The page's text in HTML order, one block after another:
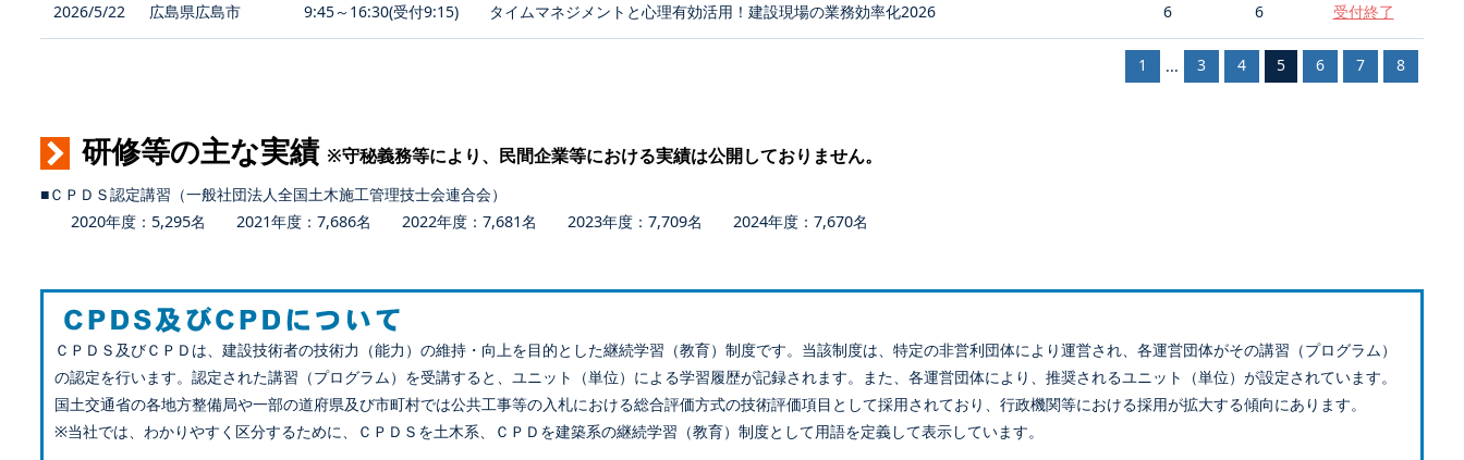
2026/5/22 広島県広島市 9:45～16:30(受付9:15) タイムマネジメントと心理有効活用！建設現場の業務効率化2026 6 6 受付終了
1 ... 3 4 5 6 7 8
研修等の主な実績 ※守秘義務等により、民間企業等における実績は公開しておりません。
■ＣＰＤＳ認定講習（一般社団法人全国土木施工管理技士会連合会）
2020年度：5,295名 2021年度：7,686名 2022年度：7,681名 2023年度：7,709名 2024年度：7,670名
ＣＰＤＳ及びＣＰＤは、建設技術者の技術力（能力）の維持・向上を目的とした継続学習（教育）制度です。当該制度は、特定の非営利団体により運営され、各運営団体がその講習（プログラム）
の認定を行います。認定された講習（プログラム）を受講すると、ユニット（単位）による学習履歴が記録されます。また、各運営団体により、推奨されるユニット（単位）が設定されています。
国土交通省の各地方整備局や一部の道府県及び市町村では公共工事等の入札における総合評価方式の技術評価項目として採用されており、行政機関等における採用が拡大する傾向にあります。
※当社では、わかりやすく区分するために、ＣＰＤＳを土木系、ＣＰＤを建築系の継続学習（教育）制度として用語を定義して表示しています。